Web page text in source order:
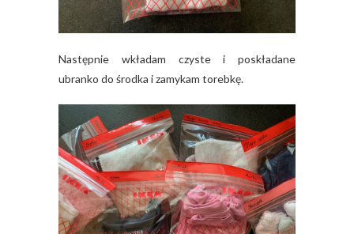
Następnie wkładam czyste i poskładane
ubranko do środka i zamykam torebkę.